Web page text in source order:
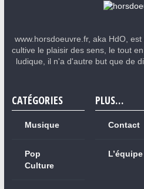
www.horsdoeuvre.fr, aka HdO,
cultive le plaisir des sens, le tout
ludique, il n'a d'autre but que de
CATÉGORIES
Musique
Pop
Culture
PLUS…
Contact
L’équipe